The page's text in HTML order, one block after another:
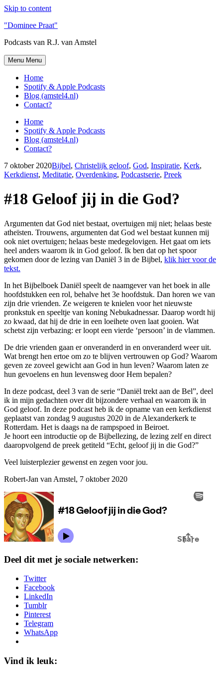
Skip to content
"Dominee Praat"
Podcasts van R.J. van Amstel
Menu Menu
Home
Spotify & Apple Podcasts
Blog (amstel4.nl)
Contact?
Home
Spotify & Apple Podcasts
Blog (amstel4.nl)
Contact?
7 oktober 2020Bijbel, Christelijk geloof, God, Inspiratie, Kerk,
Kerkdienst, Meditatie, Overdenking, Podcastserie, Preek
#18 Geloof jij in die God?
Argumenten dat God niet bestaat, overtuigen mij niet; helaas beste
atheïsten. Trouwens, argumenten dat God wel bestaat kunnen mij
ook niet overtuigen; helaas beste medegelovigen. Het gaat om iets
heel anders waarom ik in God geloof. Ik ben dat op het spoor
gekomen door de lezing van Daniël 3 in de Bijbel, klik hier voor de
tekst.
In het Bijbelboek Daniël speelt de naamgever van het boek in alle
hoofdstukken een rol, behalve het 3e hoofdstuk. Dan horen we van
zijn drie vrienden. Ze weigeren te knielen voor het nieuwste
pronkstuk en speeltje van koning Nebukadnessar. Daarop wordt hij
zo kwaad, dat hij de drie in een loeihete oven laat gooien. Wat
schetst zijn verbazing: er loopt een vierde ‘persoon’ in de vlammen.
De drie vrienden gaan er onveranderd in en onveranderd weer uit.
Wat brengt hen ertoe om zo te blijven vertrouwen op God? Waarom
geven ze zoveel gewicht aan God in hun leven? Waarom laten ze
hun gevoelens en hun levensweg door Hem bepalen?
In deze podcast, deel 3 van de serie “Daniël trekt aan de Bel”, deel
ik in mijn gedachten over dit bijzondere verhaal en waarom ik in
God geloof. In deze podcast heb ik de opname van een kerkdienst
geplaatst van zondag 9 augustus 2020 in de Alexanderkerk te
Rotterdam. Het is daags na de rampspoed in Beiroet.
Je hoort een introductie op de Bijbellezing, de lezing zelf en direct
daaropvolgend de preek getiteld “Echt, geloof jij in die God?”
Veel luisterplezier gewenst en zegen voor jou.
Robert-Jan van Amstel, 7 oktober 2020
Deel dit met je sociale netwerken:
Twitter
Facebook
LinkedIn
Tumblr
Pinterest
Telegram
WhatsApp
Vind ik leuk: